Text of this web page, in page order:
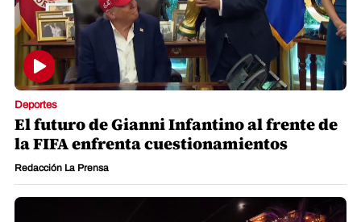
Deportes
El futuro de Gianni Infantino al frente de
la FIFA enfrenta cuestionamientos
Redacción La Prensa